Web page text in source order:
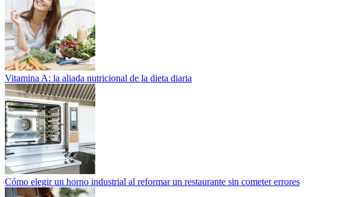
Vitamina A: la aliada nutricional de la dieta diaria
Cómo elegir un horno industrial al reformar un restaurante sin cometer errores